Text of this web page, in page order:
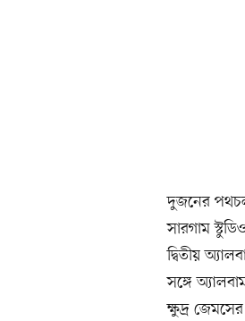
দুজনের
সারগাম
দ্বিতীয়
সঙ্গে
ক্ষুদ্র